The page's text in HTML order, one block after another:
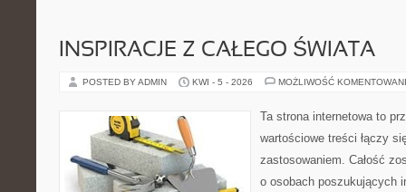
INSPIRACJE Z CAŁEGO ŚWIATA
POSTED BY ADMIN KWI - 5 - 2026 MOŻLIWOŚĆ
Ta strona internetowa to
wartościowe treści łączy
zastosowaniem. Całość
o osobach poszukujących